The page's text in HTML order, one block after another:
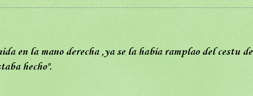
en la mano derecha ,ya se la había ramplao del cestu de
hecho".